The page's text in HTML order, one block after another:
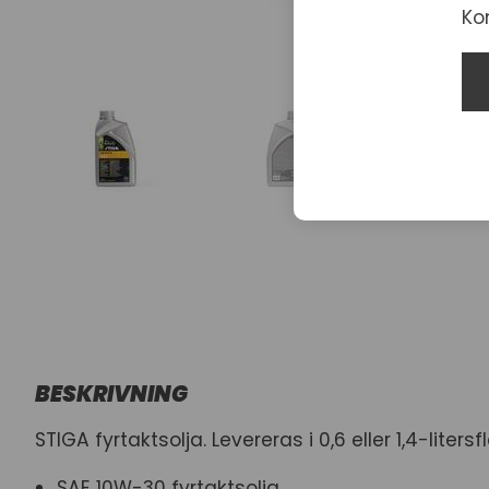
BESKRIVNING
STIGA fyrtaktsolja. Levereras i 0,6 eller 1,4-